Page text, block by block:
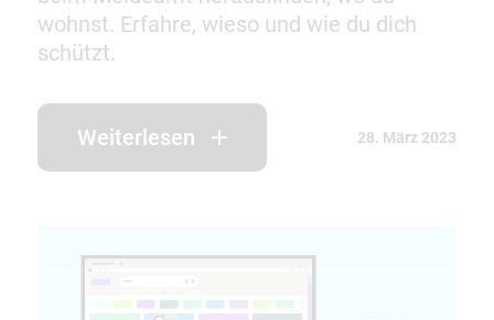
wohnst. Erfahre, wieso und wie du dich
schützt.
Weiterlesen 28. März 2023